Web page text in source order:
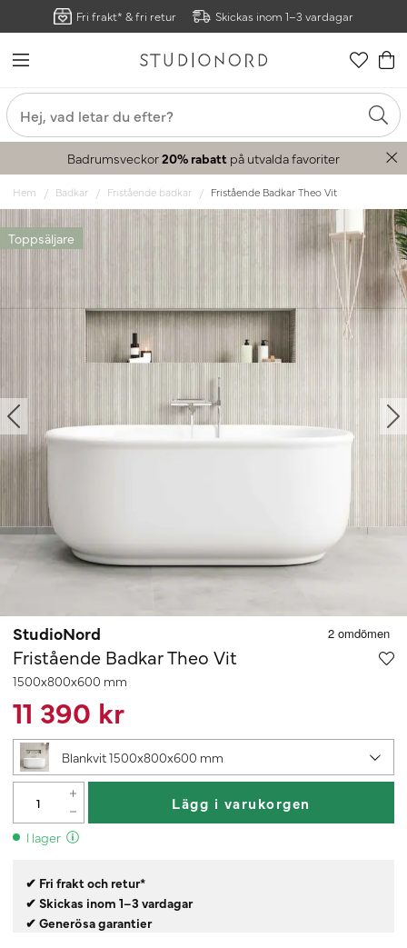
Fri frakt* & fri retur Skickas inom 1–3 vardagar
Badrumsveckor20% rabatt på utvalda favoriter
Hem Badkar Fristående badkar Fristående Badkar Theo Vit
Toppsäljare
StudioNord
Fristående Badkar Theo Vit
1500x800x600 mm
11 390 kr
Blankvit 1500x800x600 mm
Lägg i varukorgen
I lager
✔ Fri frakt och retur*
✔ Skickas inom 1–3 vardagar
✔ Generösa garantier